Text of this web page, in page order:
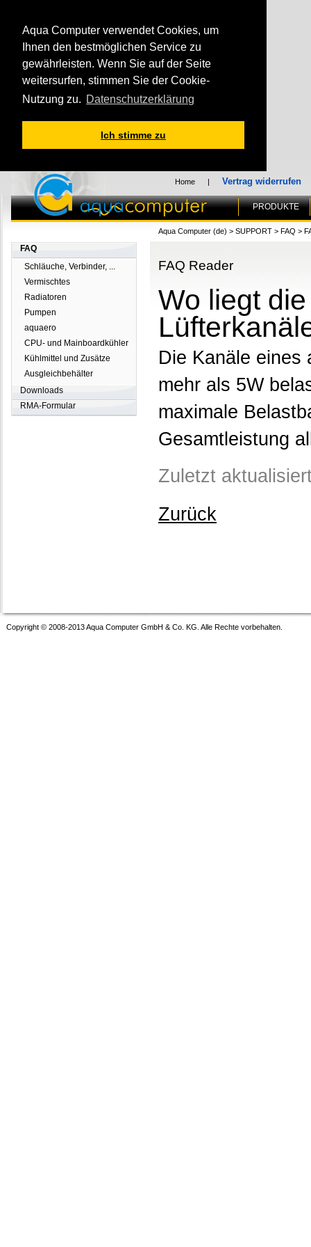
Aqua Computer verwendet Cookies, um
Ihnen den bestmöglichen Service zu
gewährleisten. Wenn Sie auf der Seite
weitersurfen, stimmen Sie der Cookie-
Nutzung zu. Datenschutzerklärung
Ich stimme zu
Home | Vertrag widerrufen
PRODUKTE
FAQ
Schläuche, Verbinder, ...
Vermischtes
Radiatoren
Pumpen
aquaero
CPU- und Mainboardkühler
Kühlmittel und Zusätze
Ausgleichbehälter
Downloads
RMA-Formular
Aqua Computer (de) > SUPPORT > FAQ >
FAQ Reader
Wo liegt
Die Kanäle eines
mehr als 5W
maximale
Gesamtleistung
Zuletzt
Zurück
Copyright © 2008-2013 Aqua Computer GmbH & Co. KG. Alle Rechte vorbehalten.